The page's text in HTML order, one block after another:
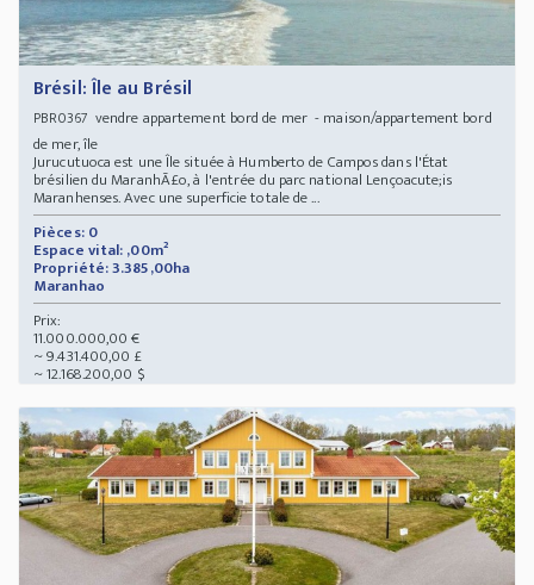
Brésil: Île au Brésil
PBR0367 vendre appartement bord de mer - maison/appartement bord
de mer, île
Jurucutuoca est une Île située à Humberto de Campos dans l'État
brésilien du MaranhÃ£o, à l'entrée du parc national Lençoacute;is
Maranhenses. Avec une superficie totale de ...
Pièces: 0
Espace vital: ,00m²
Propriété: 3.385,00ha
Maranhao
Prix:
11.000.000,00 €
~ 9.431.400,00 £
~ 12.168.200,00 $